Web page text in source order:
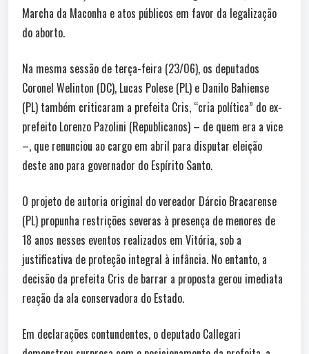
Marcha da Maconha e atos públicos em favor da legalização
do aborto.
Na mesma sessão de terça-feira (23/06), os deputados
Coronel Welinton (DC), Lucas Polese (PL) e Danilo Bahiense
(PL) também criticaram a prefeita Cris, “cria política” do ex-
prefeito Lorenzo Pazolini (Republicanos) – de quem era a vice
–, que renunciou ao cargo em abril para disputar eleição
deste ano para governador do Espírito Santo.
O projeto de autoria original do vereador Dárcio Bracarense
(PL) propunha restrições severas à presença de menores de
18 anos nesses eventos realizados em Vitória, sob a
justificativa de proteção integral à infância. No entanto, a
decisão da prefeita Cris de barrar a proposta gerou imediata
reação da ala conservadora do Estado.
Em declarações contundentes, o deputado Callegari